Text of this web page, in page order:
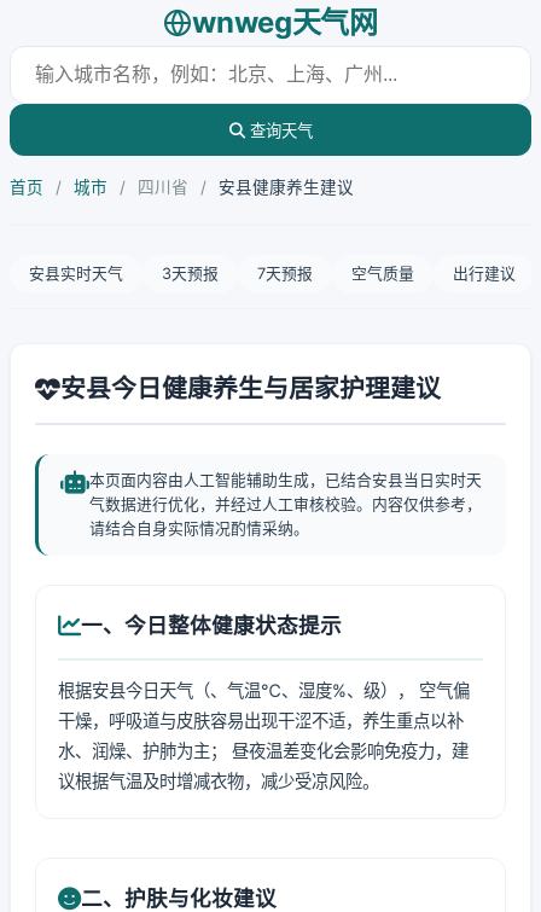
wnweg天气网
查询天气
首页 / 城市 / 四川省 / 安县健康养生建议
安县实时天气 3天预报 7天预报 空气质量 出行建议
安县今日健康养生与居家护理建议
本页面内容由人工智能辅助生成，已结合安县当日实时天
气数据进行优化，并经过人工审核校验。内容仅供参考，
请结合自身实际情况酌情采纳。
一、今日整体健康状态提示
根据安县今日天气（、气温℃、湿度%、级）， 空气偏
干燥，呼吸道与皮肤容易出现干涩不适，养生重点以补
水、润燥、护肺为主； 昼夜温差变化会影响免疫力，建
议根据气温及时增减衣物，减少受凉风险。
二、护肤与化妆建议